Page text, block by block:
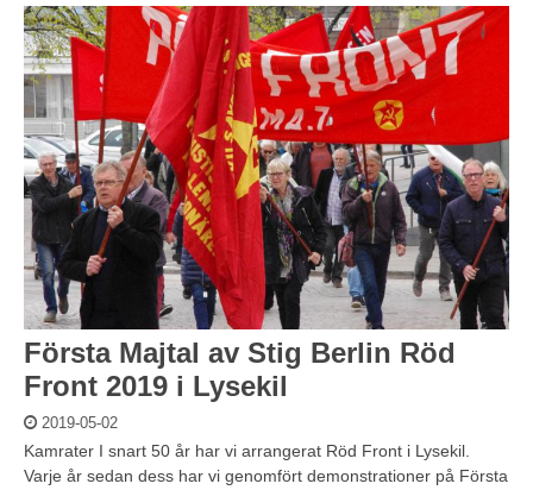
Första Majtal av Stig Berlin Röd
Front 2019 i Lysekil
2019-05-02
Kamrater I snart 50 år har vi arrangerat Röd Front i Lysekil.
Varje år sedan dess har vi genomfört demonstrationer på Första